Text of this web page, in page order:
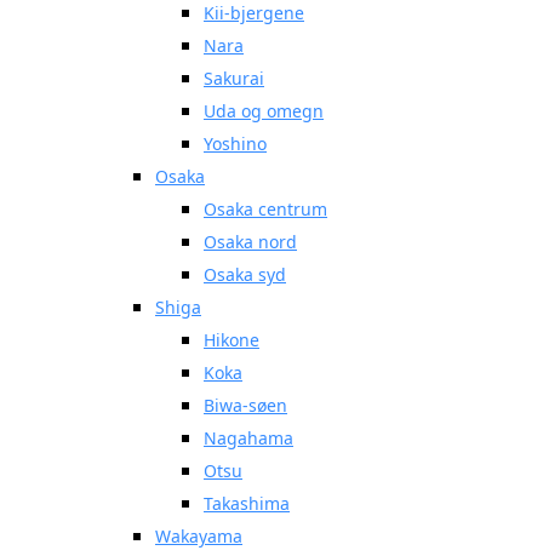
Kii-bjergene
Nara
Sakurai
Uda og omegn
Yoshino
Osaka
Osaka centrum
Osaka nord
Osaka syd
Shiga
Hikone
Koka
Biwa-søen
Nagahama
Otsu
Takashima
Wakayama